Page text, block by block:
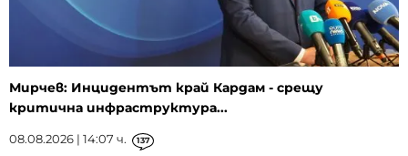
Мирчев: Инцидентът край Кардам - срещу
критична инфраструктура...
08.08.2026 | 14:07 ч. 137